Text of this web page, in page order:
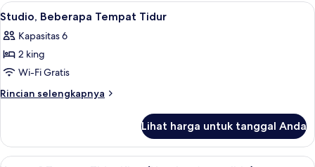
kamar
Boleh
Merokok
Lihat
semua
foto
untuk
Studio,
Beberapa
Meja kerja, ruang kerja ramah
7
Studio, Beberapa Tempat Tidur
Kapasitas 6
2 king
Wi-Fi Gratis
Rincian selengkapnya
Rincian
Studio,
Beberapa
Lihat harga untuk tanggal Anda
Lihat
Meja kerja, ruang kerja ramah